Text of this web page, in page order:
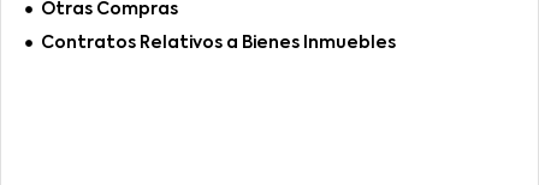
Otras Compras
Contratos Relativos a Bienes Inmuebles